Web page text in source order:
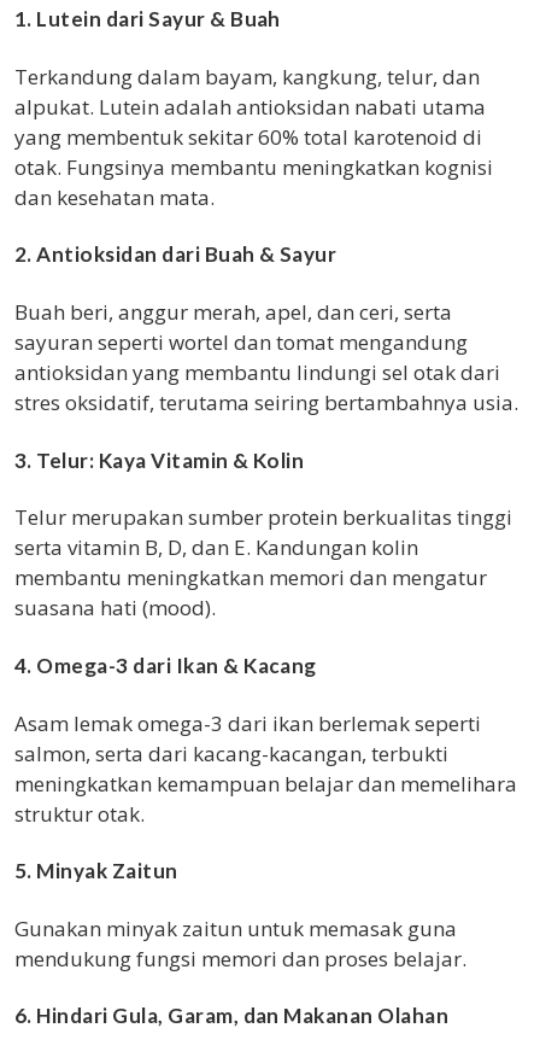
1. Lutein dari Sayur & Buah
Terkandung dalam bayam, kangkung, telur, dan
alpukat. Lutein adalah antioksidan nabati utama
yang membentuk sekitar 60% total karotenoid di
otak. Fungsinya membantu meningkatkan kognisi
dan kesehatan mata.
2. Antioksidan dari Buah & Sayur
Buah beri, anggur merah, apel, dan ceri, serta
sayuran seperti wortel dan tomat mengandung
antioksidan yang membantu lindungi sel otak dari
stres oksidatif, terutama seiring bertambahnya usia.
3. Telur: Kaya Vitamin & Kolin
Telur merupakan sumber protein berkualitas tinggi
serta vitamin B, D, dan E. Kandungan kolin
membantu meningkatkan memori dan mengatur
suasana hati (mood).
4. Omega-3 dari Ikan & Kacang
Asam lemak omega-3 dari ikan berlemak seperti
salmon, serta dari kacang-kacangan, terbukti
meningkatkan kemampuan belajar dan memelihara
struktur otak.
5. Minyak Zaitun
Gunakan minyak zaitun untuk memasak guna
mendukung fungsi memori dan proses belajar.
6. Hindari Gula, Garam, dan Makanan Olahan